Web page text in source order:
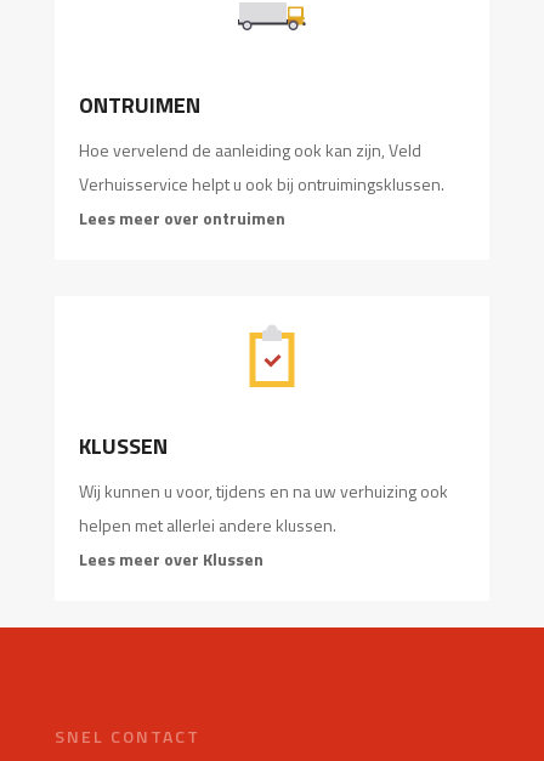
ONTRUIMEN
Hoe vervelend de aanleiding ook kan zijn, Veld
Verhuisservice helpt u ook bij ontruimingsklussen.
Lees meer over ontruimen
KLUSSEN
Wij kunnen u voor, tijdens en na uw verhuizing ook
helpen met allerlei andere klussen.
Lees meer over Klussen
SNEL CONTACT